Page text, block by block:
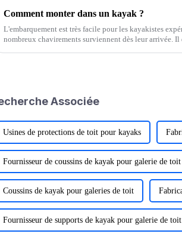
Comment monter dans un kayak ?
L'embarquement est très facile pour les kayakistes
nombreux chavirements surviennent dès leur arrivée. Il
Associée
Usines de protections de toit pour kayaks
Fournisseur de coussins de kayak pour galerie de toit
Coussins de kayak pour galeries de toit
Fournisseur de supports de kayak pour galerie de toit